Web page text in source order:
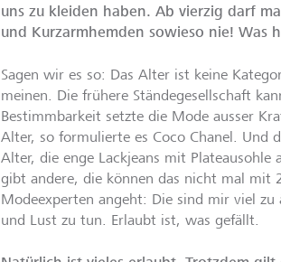
uns zu kleiden haben. Ab vierzig darf
und Kurzarmhemden sowieso nie! Was
Sagen wir es so: Das Alter ist keine
meinen. Die frühere Ständegesellschaft
Bestimmbarkeit setzte die Mode ausser
Alter, so formulierte es Coco Chanel. Und
Alter, die enge Lackjeans mit Plateausohle
gibt andere, die können das nicht mal mit
Modeexperten angeht: Die sind mir viel
und Lust zu tun. Erlaubt ist, was gefällt.